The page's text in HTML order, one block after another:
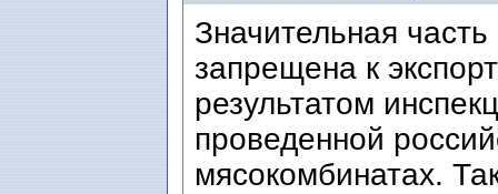
Значительная
запрещена к
результатом
проведенной
мясокомбинатах.